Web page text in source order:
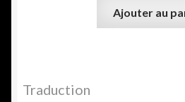
Ajouter au
Traduction